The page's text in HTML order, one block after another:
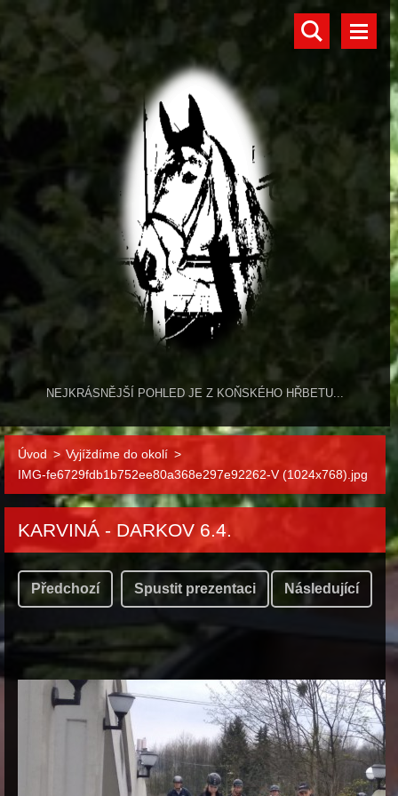
NEJKRÁSNĚJŠÍ POHLED JE Z KOŇSKÉHO HŘBETU...
Úvod > Vyjíždíme do okolí >
IMG-fe6729fdb1b752ee80a368e297e92262-V (1024x768).jpg
KARVINÁ - DARKOV 6.4.
Předchozí Spustit prezentaci Následující